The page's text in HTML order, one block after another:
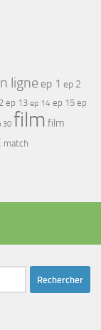
ligne ep 1 ep 2
ep 13 ep 14 ep 15 ep
30 film film
match